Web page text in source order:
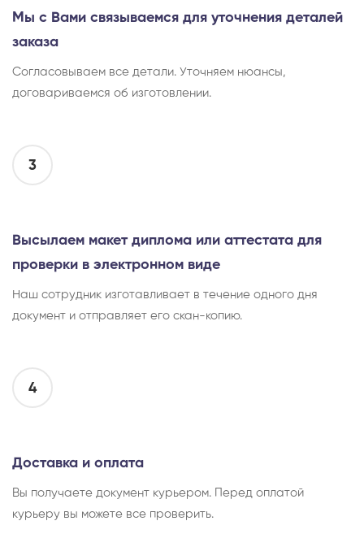
Мы с Вами связываемся для уточнения деталей
заказа
Согласовываем все детали. Уточняем нюансы,
договариваемся об изготовлении.
3
Высылаем макет диплома или аттестата для
проверки в электронном виде
Наш сотрудник изготавливает в течение одного дня
документ и отправляет его скан-копию.
4
Доставка и оплата
Вы получаете документ курьером. Перед оплатой
курьеру вы можете все проверить.